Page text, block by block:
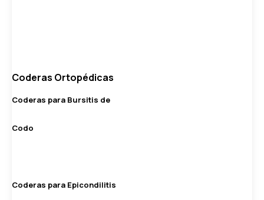
Coderas Ortopédicas
Coderas para Bursitis de
Codo
Coderas para Epicondilitis